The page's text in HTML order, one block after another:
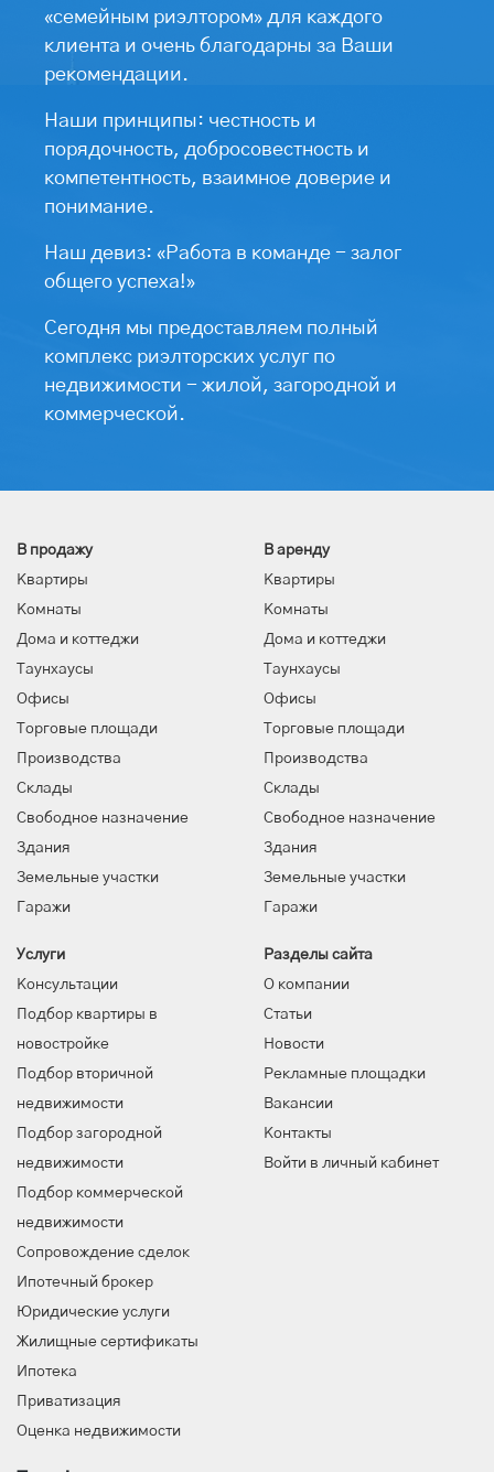
«семейным риэлтором» для каждого
клиента и очень благодарны за Ваши
рекомендации.
Наши принципы: честность и
порядочность, добросовестность и
компетентность, взаимное доверие и
понимание.
Наш девиз: «Работа в команде - залог
общего успеха!»
Сегодня мы предоставляем полный
комплекс риэлторских услуг по
недвижимости - жилой, загородной и
коммерческой.
В продажу
Квартиры
Комнаты
Дома и коттеджи
Таунхаусы
Офисы
Торговые площади
Производства
Склады
Свободное назначение
Здания
Земельные участки
Гаражи
В аренду
Квартиры
Комнаты
Дома и коттеджи
Таунхаусы
Офисы
Торговые площади
Производства
Склады
Свободное назначение
Здания
Земельные участки
Гаражи
Услуги
Консультации
Подбор квартиры в
новостройке
Подбор вторичной
недвижимости
Подбор загородной
недвижимости
Подбор коммерческой
недвижимости
Сопровождение сделок
Ипотечный брокер
Юридические услуги
Жилищные сертификаты
Ипотека
Приватизация
Оценка недвижимости
Разделы сайта
О компании
Статьи
Новости
Рекламные площадки
Вакансии
Контакты
Войти в личный кабинет